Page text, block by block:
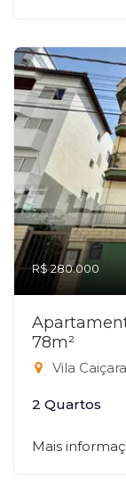
R$ 280.000
78m²
Vila
2 Quartos
Mais